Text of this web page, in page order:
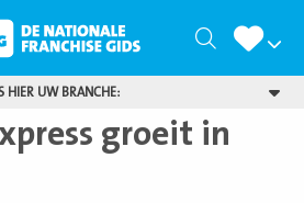
Zoeken
HIER UW BRANCHE:
groeit in